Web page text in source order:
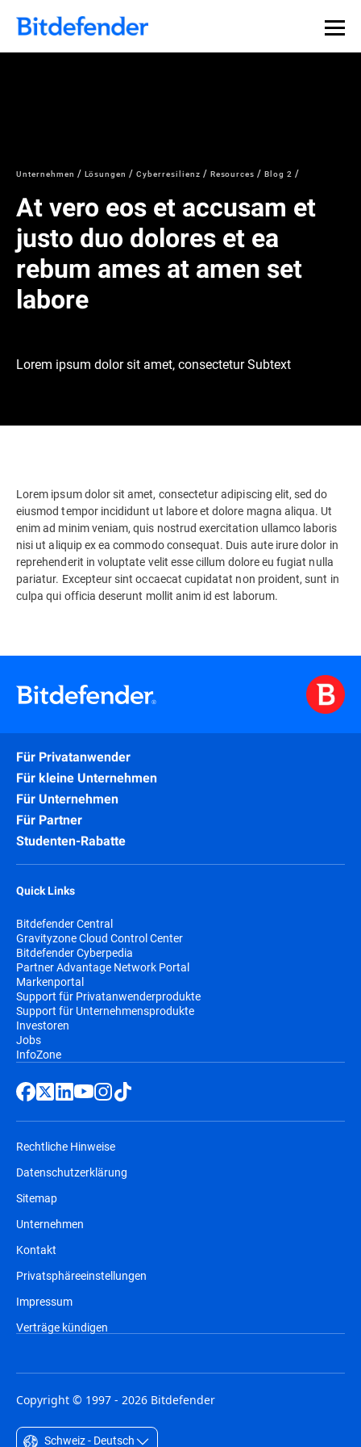
Unternehmen Lösungen Cyberresilienz Resources Blog 2
At vero eos et accusam et
justo duo dolores et ea
rebum ames at amen set
labore
Lorem ipsum dolor sit amet, consectetur Subtext
Lorem ipsum dolor sit amet, consectetur adipiscing elit, sed do
eiusmod tempor incididunt ut labore et dolore magna aliqua. Ut
enim ad minim veniam, quis nostrud exercitation ullamco laboris
nisi ut aliquip ex ea commodo consequat. Duis aute irure dolor in
reprehenderit in voluptate velit esse cillum dolore eu fugiat nulla
pariatur. Excepteur sint occaecat cupidatat non proident, sunt in
culpa qui officia deserunt mollit anim id est laborum.
Für Privatanwender
Für kleine Unternehmen
Für Unternehmen
Für Partner
Studenten-Rabatte
Quick Links
Bitdefender Central
Gravityzone Cloud Control Center
Bitdefender Cyberpedia
Partner Advantage Network Portal
Markenportal
Support für Privatanwenderprodukte
Support für Unternehmensprodukte
Investoren
Jobs
InfoZone
Rechtliche Hinweise
Datenschutzerklärung
Sitemap
Unternehmen
Kontakt
Privatsphäreeinstellungen
Impressum
Verträge kündigen
Copyright © 1997 - 2026 Bitdefender
Schweiz - Deutsch